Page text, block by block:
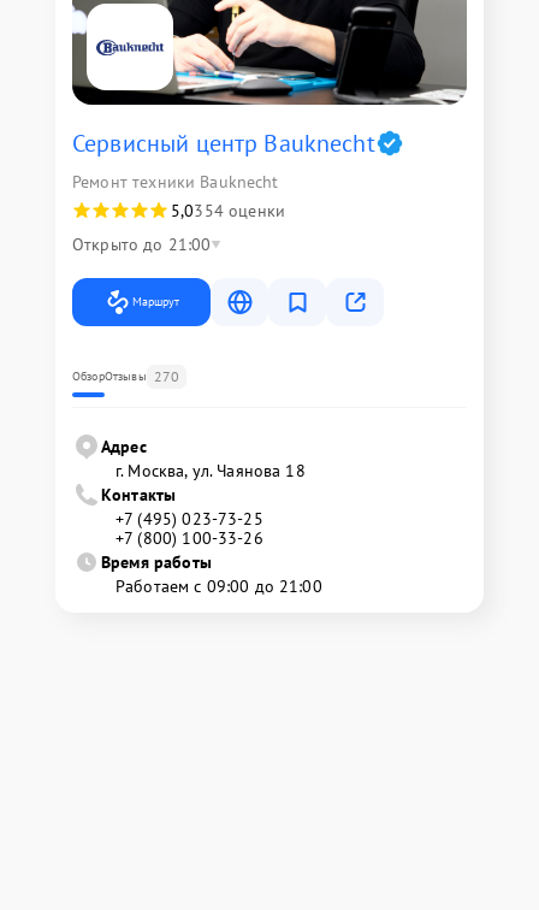
Сервисный центр Bauknecht
Ремонт техники Bauknecht
5,0354 оценки
Открыто до 21:00
Маршрут
ОбзорОтзывы 270
Адрес
г. Москва, ул. Чаянова 18
Контакты
+7 (495) 023-73-25
+7 (800) 100-33-26
Время работы
Работаем с 09:00 до 21:00